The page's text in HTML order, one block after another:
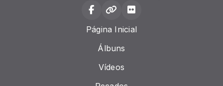
Página Inicial
Álbuns
Vídeos